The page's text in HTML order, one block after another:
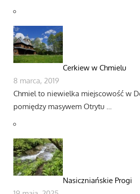
Cerkiew w Chmielu
8 marca, 2019
Chmiel to niewielka miejscowość w
pomiędzy masywem Otrytu …
Nasiczniańskie Progi